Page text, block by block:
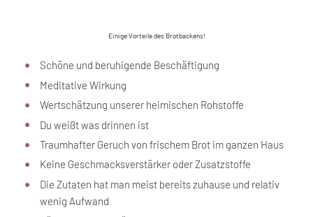
Einige Vorteile des Brotbackens!
Schöne und beruhigende Beschäftigung
Meditative Wirkung
Wertschätzung unserer heimischen Rohstoffe
Du weißt was drinnen ist
Traumhafter Geruch von frischem Brot im ganzen Haus
Keine Geschmacksverstärker oder Zusatzstoffe
Die Zutaten hat man meist bereits zuhause und relativ
wenig Aufwand